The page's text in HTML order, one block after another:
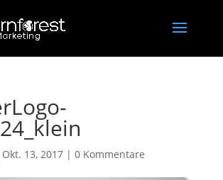
Okt. 13, 2017| 0 Kommentare